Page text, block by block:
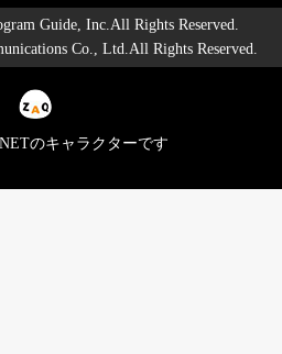
Guide, Inc.All Rights Reserved.
Co., Ltd.All Rights Reserved.
のキャラクターです